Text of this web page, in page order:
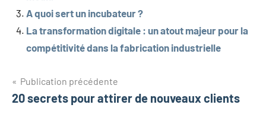
A quoi sert un incubateur ?
La transformation digitale : un atout majeur pour la
compétitivité dans la fabrication industrielle
Publication précédente
20 secrets pour attirer de nouveaux clients